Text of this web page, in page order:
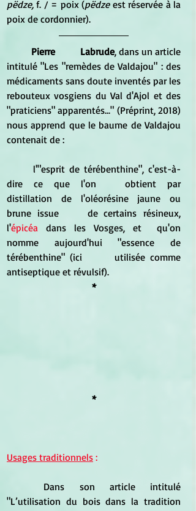
pëdze, f. / = poix (pëdze est réservée à la
poix de cordonnier).
Pierre	Labrude, dans un article
intitulé "Les "remèdes de Valdajou" : des
médicaments sans doute inventés par les
rebouteux vosgiens du Val d'Ajol et des
"praticiens" apparentés..." (Préprint, 2018)
nous apprend que le baume de Valdajou
contenait de :
dire ce que l'on	 obtient par
distillation de l'oléorésine jaune ou
brune issue	de certains	résineux,
l'épicéa dans les Vosges, et	qu'on
nomme aujourd'hui "essence de
térébenthine" (ici	 utilisée comme
antiseptique et révulsif).
*
*
Usages traditionnels :
"L’utilisation du bois dans la tradition